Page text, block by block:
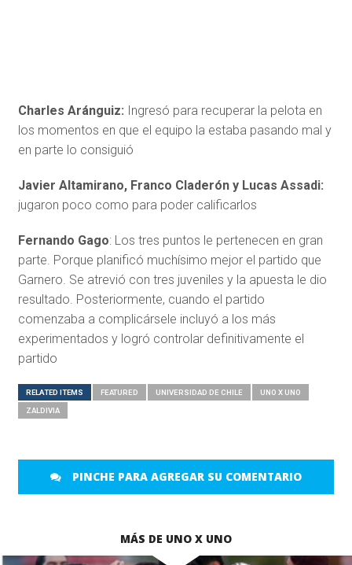
Charles Aránguiz: Ingresó para recuperar la pelota en
los momentos en que el equipo la estaba pasando mal y
en parte lo consiguió
Javier Altamirano, Franco Claderón y Lucas Assadi:
jugaron poco como para poder calificarlos
Fernando Gago: Los tres puntos le pertenecen en gran
parte. Porque planificó muchísimo mejor el partido que
Garnero. Se atrevió con tres juveniles y la apuesta le dio
resultado. Posteriormente, cuando el partido
comenzaba a complicársele incluyó a los más
experimentados y logró controlar definitivamente el
partido
RELATED ITEMS FEATURED UNIVERSIDAD DE CHILE UNO X UNO
ZALDIVIA
PINCHE PARA AGREGAR SU COMENTARIO
MÁS DE UNO X UNO